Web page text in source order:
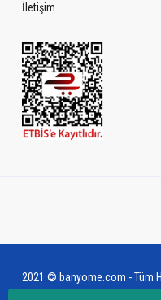
İletişim
2021 © banyome.com - Tüm